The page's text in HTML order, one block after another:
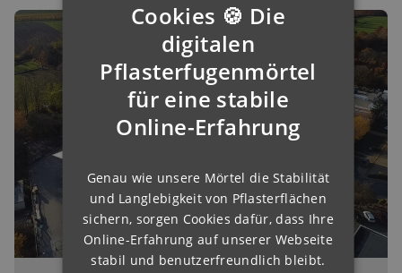
ENGLISH
FRENCH
FINNISH
NORWEGIAN
HUNGARIAN
Cookies 🍪 Die
digitalen
Pflasterfugenmörtel
für eine stabile
Online-Erfahrung
Genau wie unsere Mörtel die Stabilität
und Langlebigkeit von Pflasterflächen
sichern, sorgen Cookies dafür, dass Ihre
Online-Erfahrung auf unserer Webseite
stabil und benutzerfreundlich bleibt.